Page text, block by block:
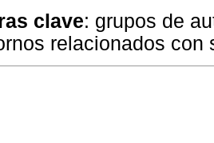
clave: grupos de
relacionados con